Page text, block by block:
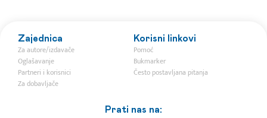
Zajednica
Za autore/izdavače
Oglašavanje
Partneri i korisnici
Za dobavljače
Korisni linkovi
Pomoć
Bukmarker
Često postavljana pitanja
Prati nas na: